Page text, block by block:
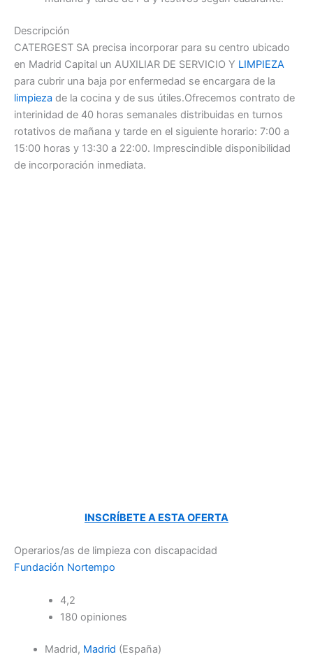
Descripción
CATERGEST SA precisa incorporar para su centro ubicado
en Madrid Capital un AUXILIAR DE SERVICIO Y LIMPIEZA
para cubrir una baja por enfermedad se encargara de la
limpieza de la cocina y de sus útiles.Ofrecemos contrato de
interinidad de 40 horas semanales distribuidas en turnos
rotativos de mañana y tarde en el siguiente horario: 7:00 a
15:00 horas y 13:30 a 22:00. Imprescindible disponibilidad
de incorporación inmediata.
INSCRÍBETE A ESTA OFERTA
Operarios/as de limpieza con discapacidad
Fundación Nortempo
4,2
180 opiniones
Madrid, Madrid (España)